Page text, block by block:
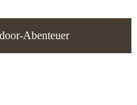
Abenteuer